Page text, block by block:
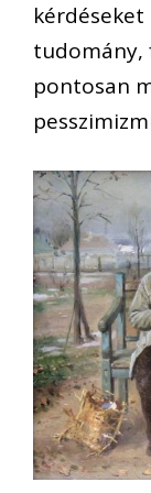
tudomány,
pontosan